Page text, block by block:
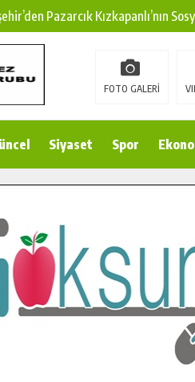
Pazarcık Kızkapanlı’nın
Pazarcık Kırsalına Modern
KSÜ’ye Uluslararası Başarı:
Pusula Maraş Kampında Yeni
Komutanı Karakaya’dan
Yeni Köprüsünde Sona Doğru.
FOTO GALERİ
Siyaset Spor